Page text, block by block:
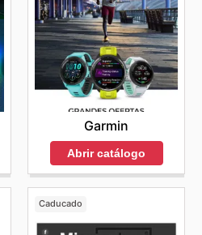
Garmin
Abrir catálogo
Caducado